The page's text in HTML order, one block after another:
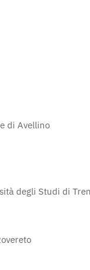
di Avellino
degli Studi di